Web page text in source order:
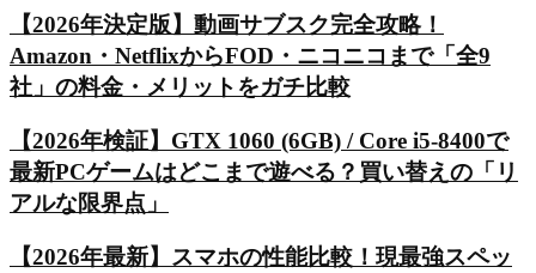
【2026年決定版】動画サブスク完全攻略！
Amazon・NetflixからFOD・ニコニコまで「全9
社」の料金・メリットをガチ比較
【2026年検証】GTX 1060 (6GB) / Core i5-8400で
最新PCゲームはどこまで遊べる？買い替えの「リ
アルな限界点」
【2026年最新】スマホの性能比較！現最強スペッ